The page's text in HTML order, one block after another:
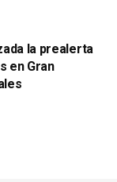
la prealerta
en Gran